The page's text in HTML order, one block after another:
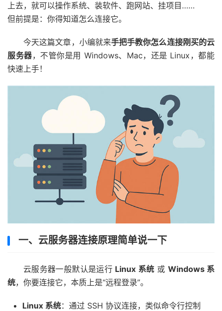
上去，就可以操作系统、装软件、跑网站、挂项目……
但前提是：你得知道怎么连接它。
今天这篇文章，小编就来手把手教你怎么连接刚买的云
服务器，不管你是用 Windows、Mac，还是 Linux，都能
快速上手！
一、云服务器连接原理简单说一下
云服务器一般默认是运行 Linux 系统 或 Windows 系
统，你要连接它，本质上是“远程登录”。
Linux 系统：通过 SSH 协议连接，类似命令行控制